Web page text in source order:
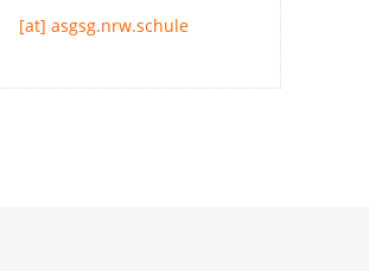
[at] asgsg.nrw.schule